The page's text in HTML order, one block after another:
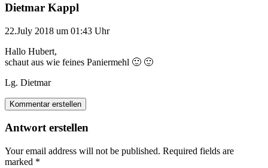
Dietmar Kappl
22.July 2018 um 01:43 Uhr
Hallo Hubert,
schaut aus wie feines Paniermehl 🙂 🙂
Lg. Dietmar
Kommentar erstellen
Antwort erstellen
Your email address will not be published. Required fields are
marked *